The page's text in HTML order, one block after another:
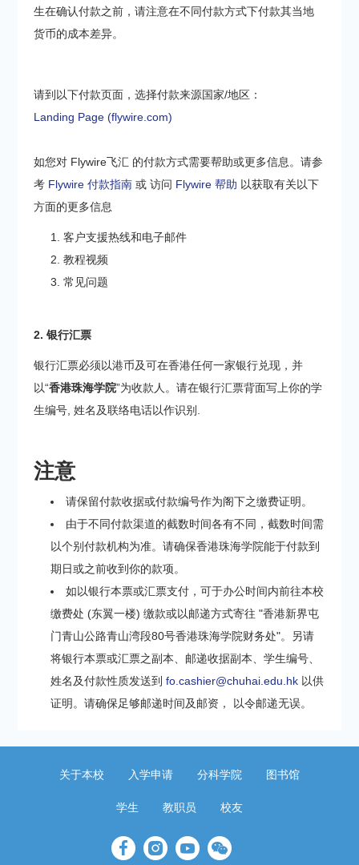
生在确认付款之前，请注意在不同付款方式下付款其当地
货币的成本差异。
请到以下付款页面，选择付款来源国家/地区：
Landing Page (flywire.com)
如您对 Flywire飞汇 的付款方式需要帮助或更多信息。请参
考 Flywire 付款指南 或 访问 Flywire 帮助 以获取有关以下
方面的更多信息
客户支援热线和电子邮件
教程视频
常见问题
2. 银行汇票
银行汇票必须以港币及可在香港任何一家银行兑现，并
以“香港珠海学院”为收款人。请在银行汇票背面写上你的学
生编号, 姓名及联络电话以作识别.
注意
请保留付款收据或付款编号作为阁下之缴费证明。
由于不同付款渠道的截数时间各有不同，截数时间需
以个别付款机构为准。请确保香港珠海学院能于付款到
期日或之前收到你的款项。
如以银行本票或汇票支付，可于办公时间内前往本校
缴费处 (东翼一楼) 缴款或以邮递方式寄往 "香港新界屯
门青山公路青山湾段80号香港珠海学院财务处"。另请
将银行本票或汇票之副本、邮递收据副本、学生编号、
姓名及付款性质发送到fo.cashier@chuhai.edu.hk 以供
证明。请确保足够邮递时间及邮资， 以令邮递无误。
关于本校 入学申请 分科学院 图书馆
学生 教职员 校友